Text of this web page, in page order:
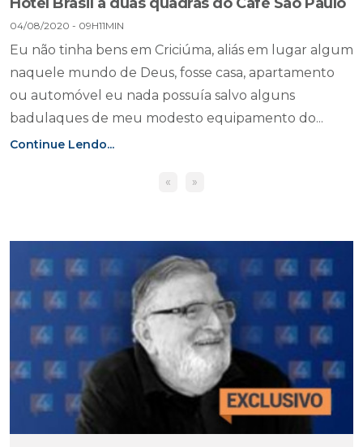
04/08/2020 - 09H11MIN
Eu não tinha bens em Criciúma, aliás em lugar algum
naquele mundo de Deus, fosse casa, apartamento
ou automóvel eu nada possuía salvo alguns
badulaques de meu modesto equipamento do...
Continue Lendo...
« »